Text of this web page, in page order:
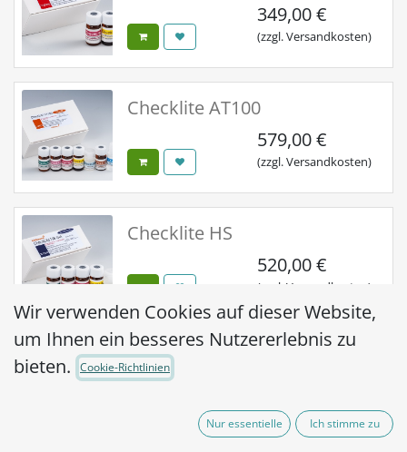
349,00€
(zzgl. Versandkosten)
Checklite AT100
579,00€
(zzgl. Versandkosten)
Checklite HS
520,00€
(zzgl. Versandkosten)
Checklite 250 Plus
(zzgl. Versandkosten)
Wir verwenden Cookies auf dieser Website,
um Ihnen ein besseres Nutzererlebnis zu
bieten.
Cookie-Richtlinien
Nur essentielle Ich stimme zu